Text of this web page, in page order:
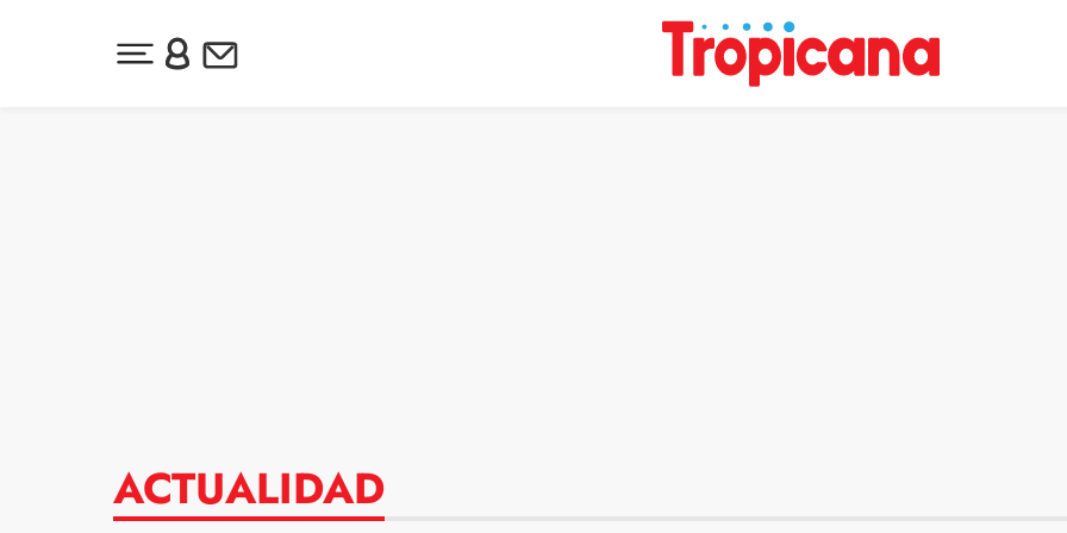
Desplegar menú principal
Inicia sesión o regístrate
Newsletter
ACTUALIDAD